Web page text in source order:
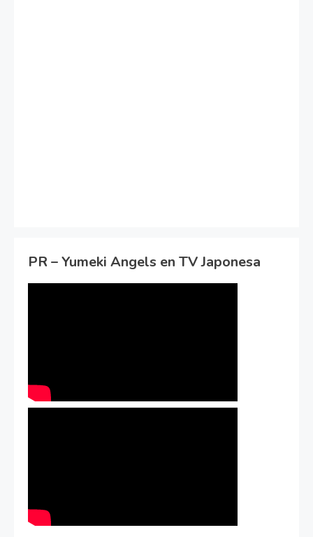
PR – Yumeki Angels en TV Japonesa